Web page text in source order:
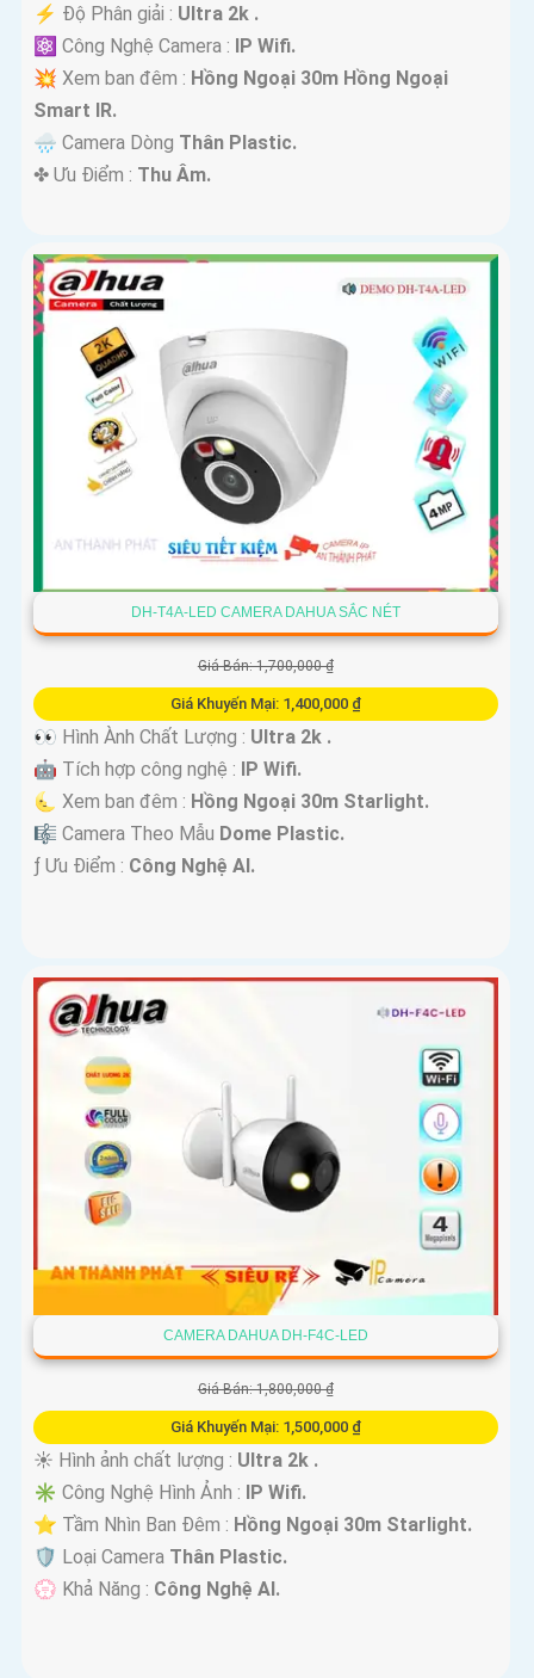
️⚡ Độ Phân giải : Ultra 2k .
⚛️ Công Nghệ Camera :
IP Wifi.
💥 Xem ban đêm : Hồng Ngoại 30m Hồng Ngoại
Smart IR.
🌧️ Camera Dòng Thân Plastic.
️✤ Ưu Điểm : Thu Âm.
DH-T4A-LED CAMERA DAHUA SẮC NÉT
Giá Bán: 1,700,000 ₫
Giá Khuyến Mại: 1,400,000 ₫
️
👀 Hình Ành Chất Lượng : Ultra 2k .
🤖️ Tích hợp công nghệ :
IP Wifi.
🌜 Xem ban đêm : Hồng Ngoại 30m Starlight.
🎼️ Camera Theo Mẫu Dome Plastic.
️ƒ Ưu Điểm : Công Nghệ AI.
CAMERA DAHUA DH-F4C-LED
Giá Bán: 1,800,000 ₫
Giá Khuyến Mại: 1,500,000 ₫
☀️ Hình ảnh chất lượng : Ultra 2k .
✳️ Công Nghệ Hình Ảnh :
IP Wifi.
⭐ Tầm Nhìn Ban Đêm : Hồng Ngoại 30m Starlight.
🛡 Loại Camera Thân Plastic.
️💮 Khả Năng : Công Nghệ AI.